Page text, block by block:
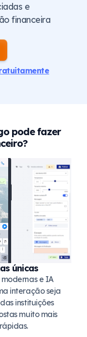
e
financeira
pode fazer
únicas
e IA
interação seja
instituições
muito mais